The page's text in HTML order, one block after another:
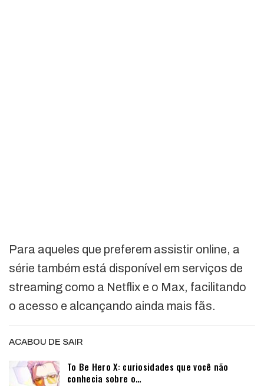
Para aqueles que preferem assistir online, a
série também está disponível em serviços de
streaming como a Netflix e o Max, facilitando
o acesso e alcançando ainda mais fãs.
ACABOU DE SAIR
To Be Hero X: curiosidades que você não
conhecia sobre o…